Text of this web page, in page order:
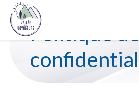
Politique